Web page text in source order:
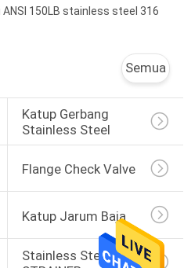
150LB stainless steel 316
Semua
Katup Gerbang
Stainless Steel
Flange Check Valve
Katup Jarum Baja
Stainless Steel Y